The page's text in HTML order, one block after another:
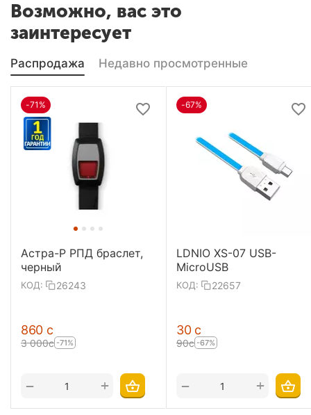
Возможно, вас это
заинтересует
Распродажа Недавно просмотренные
-71%
Астра-Р РПД браслет,
черный
КОД: 26243
‍860‍ с
3 000с -71%
+
−
-67%
LDNIO XS-07 USB-
MicroUSB
КОД: 22657
‍30‍ с
‍90‍с -67%
+
−